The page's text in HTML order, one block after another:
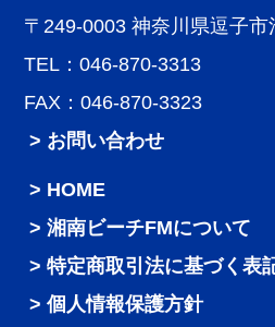
〒249-0003 神奈川県逗子市
TEL：046-870-3313
FAX：046-870-3323
> お問い合わせ
HOME
湘南ビーチFMについて
特定商取引法に基づく表
個人情報保護方針